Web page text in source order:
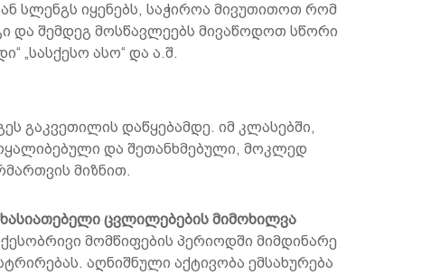
სლენგს იყენებს, საჭიროა მივუთითოთ რომ
და შემდეგ მოსწავლეებს მივაწოდოთ სწორი
„სასქესო ასო“ და ა.შ.
გაკვეთილის დაწყებამდე. იმ კლასებში,
და შეთანხმებული, მოკლედ
მიზნით.
ცვლილებების მიმოხილვა
მომწიფების პერიოდში მიმდინარე
აღნიშნული აქტივობა ემსახურება